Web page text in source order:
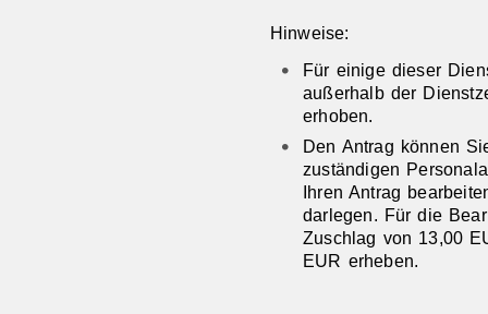
Hinweise:
Für einige dieser
außerhalb der
erhoben.
Den Antrag können
zuständigen
Ihren Antrag
darlegen. Für die
Zuschlag von 13,00
EUR erheben.